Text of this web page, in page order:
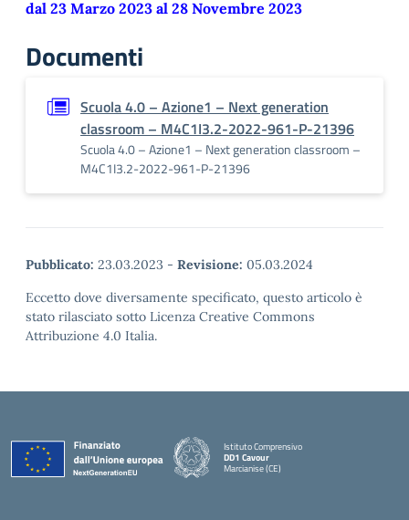
dal 23 Marzo 2023 al 28 Novembre 2023
Documenti
Scuola 4.0 – Azione1 – Next generation
classroom – M4C1I3.2-2022-961-P-21396
Scuola 4.0 – Azione1 – Next generation classroom –
M4C1I3.2-2022-961-P-21396
Pubblicato: 23.03.2023 - Revisione: 05.03.2024
Eccetto dove diversamente specificato, questo articolo è
stato rilasciato sotto Licenza Creative Commons
Attribuzione 4.0 Italia.
Istituto Comprensivo
DD1 Cavour
Marcianise (CE)